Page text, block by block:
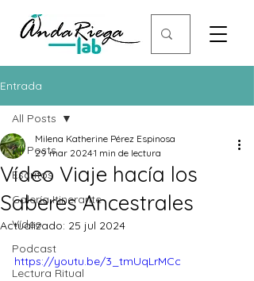
Entrada
All Posts
Escritos
Galería Itinerante
Vídeo
Podcast
Lectura Ritual
All Posts
Vídeo Viaje hacía los
Saberes Ancestrales
Milena Katherine Pérez Espinosa
29 mar 20241 min de lectura
Actualizado: 25 jul 2024
https://youtu.be/3_tmUqLrMCc